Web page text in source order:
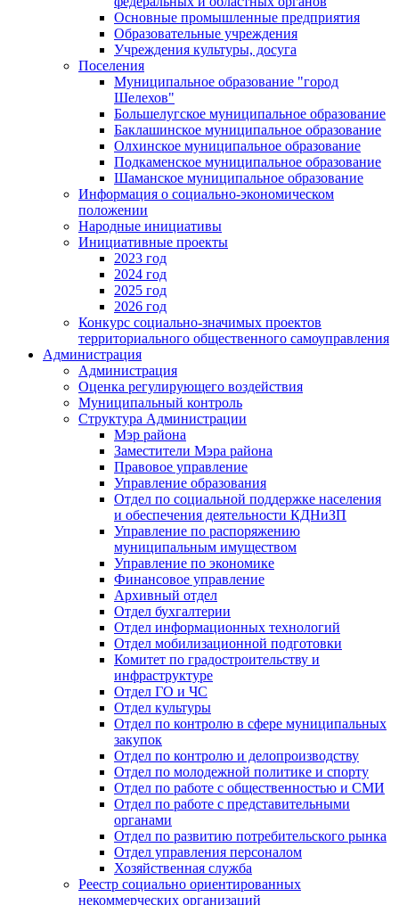
Основные промышленные предприятия
Образовательные учреждения
Учреждения культуры, досуга
Поселения
Муниципальное образование "город
Шелехов"
Большелугское муниципальное образование
Баклашинское муниципальное образование
Олхинское муниципальное образование
Подкаменское муниципальное образование
Шаманское муниципальное образование
Информация о социально-экономическом
положении
Народные инициативы
Инициативные проекты
2023 год
2024 год
2025 год
2026 год
Конкурс социально-значимых проектов
территориального общественного самоуправления
Администрация
Администрация
Оценка регулирующего воздействия
Муниципальный контроль
Структура Администрации
Мэр района
Заместители Мэра района
Правовое управление
Управление образования
Отдел по социальной поддержке населения
и обеспечения деятельности КДНиЗП
Управление по распоряжению
муниципальным имуществом
Управление по экономике
Финансовое управление
Архивный отдел
Отдел бухгалтерии
Отдел информационных технологий
Отдел мобилизационной подготовки
Комитет по градостроительству и
инфраструктуре
Отдел ГО и ЧС
Отдел культуры
Отдел по контролю в сфере муниципальных
закупок
Отдел по контролю и делопроизводству
Отдел по молодежной политике и спорту
Отдел по работе с общественностью и СМИ
Отдел по работе с представительными
органами
Отдел по развитию потребительского рынка
Отдел управления персоналом
Хозяйственная служба
Реестр социально ориентированных
некоммерческих организаций